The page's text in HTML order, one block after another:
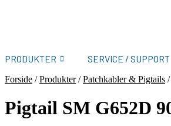
PRODUKTER SERVICE / SUPPORT
Forside /Produkter/Patchkabler & Pigtails /
Pigtail SM G652D